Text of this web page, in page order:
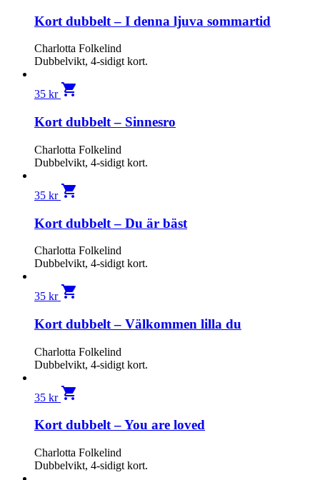
Kort dubbelt – I denna ljuva sommartid
Charlotta Folkelind
Dubbelvikt, 4-sidigt kort.
35 kr shopping_cart
Kort dubbelt – Sinnesro
Charlotta Folkelind
Dubbelvikt, 4-sidigt kort.
35 kr shopping_cart
Kort dubbelt – Du är bäst
Charlotta Folkelind
Dubbelvikt, 4-sidigt kort.
35 kr shopping_cart
Kort dubbelt – Välkommen lilla du
Charlotta Folkelind
Dubbelvikt, 4-sidigt kort.
35 kr shopping_cart
Kort dubbelt – You are loved
Charlotta Folkelind
Dubbelvikt, 4-sidigt kort.